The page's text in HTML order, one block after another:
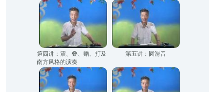
第四讲：震、叠、赠、打及
南方风格的演奏
第五讲：圆滑音